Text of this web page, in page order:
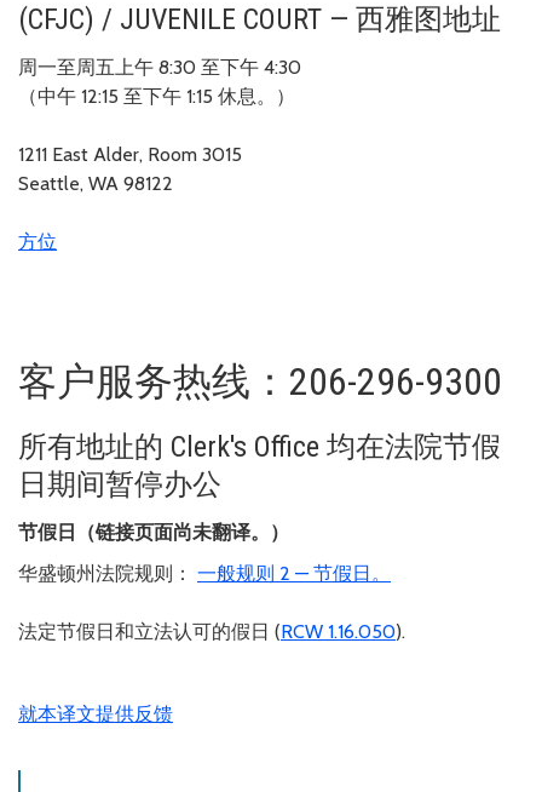
(CFJC) / JUVENILE COURT — 西雅图地址
周一至周五上午 8:30 至下午 4:30
（中午 12:15 至下午 1:15 休息。）
1211 East Alder, Room 3015
Seattle, WA 98122
方位
客户服务热线：206-296-9300
所有地址的 Clerk's Office 均在法院节假
日期间暂停办公
节假日（链接页面尚未翻译。）
华盛顿州法院规则： 一般规则 2 — 节假日。
法定节假日和立法认可的假日 (RCW 1.16.050).
就本译文提供反馈